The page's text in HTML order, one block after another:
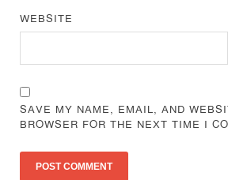
WEBSITE
SAVE MY NAME, EMAIL, AND
BROWSER FOR THE NEXT TIME I